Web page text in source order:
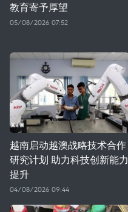
教育寄予厚望
05/08/2026 07:52
越南启动越澳战略技术合作
研究计划 助力科技创新能力
提升
04/08/2026 09:44